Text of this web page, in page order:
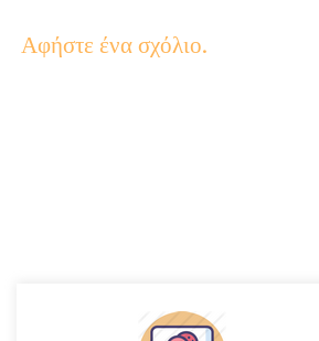
Αφήστε ένα σχόλιο.